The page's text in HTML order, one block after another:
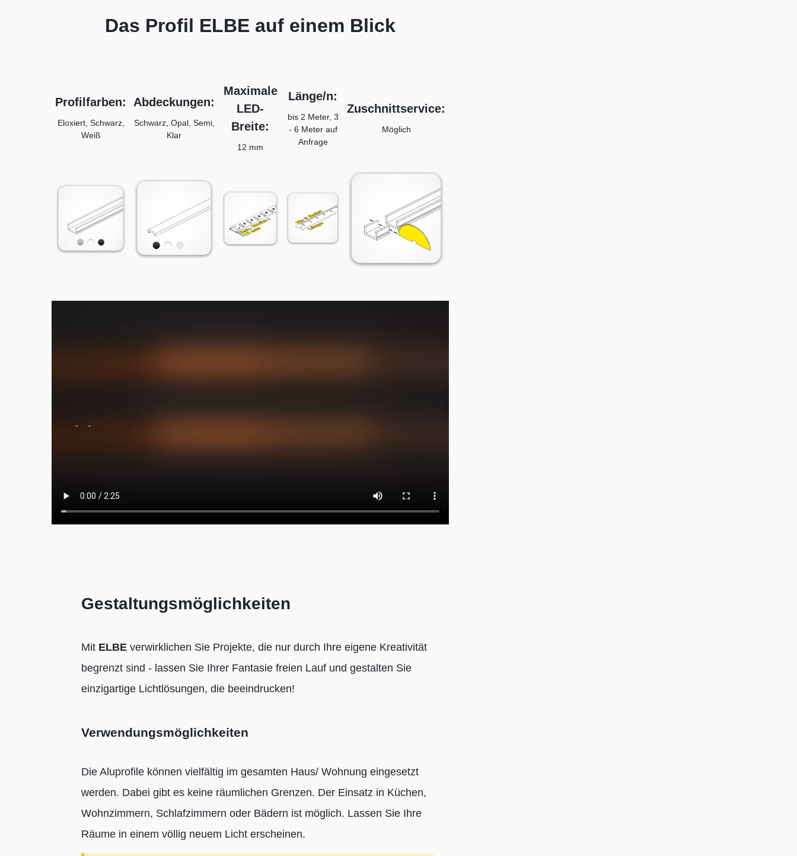
Das Profil ELBE auf einem Blick
Profilfarben:
Eloxiert, Schwarz,
Weiß
Abdeckungen:
Schwarz, Opal, Semi,
Klar
Maximale
LED-
Breite:
12 mm
Länge/n:
bis 2 Meter, 3
- 6 Meter auf
Anfrage
Zuschnittservice:
Möglich
Gestaltungsmöglichkeiten
Mit ELBE verwirklichen Sie Projekte, die nur durch Ihre eigene Kreativität
begrenzt sind - lassen Sie Ihrer Fantasie freien Lauf und gestalten Sie
einzigartige Lichtlösungen, die beeindrucken!
Verwendungsmöglichkeiten
Die Aluprofile können vielfältig im gesamten Haus/ Wohnung eingesetzt
werden. Dabei gibt es keine räumlichen Grenzen. Der Einsatz in Küchen,
Wohnzimmern, Schlafzimmern oder Bädern ist möglich. Lassen Sie Ihre
Räume in einem völlig neuem Licht erscheinen.